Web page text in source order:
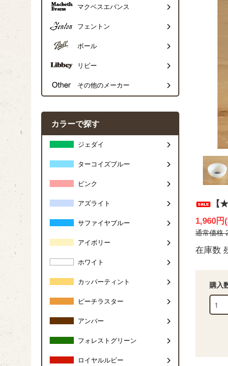
【
1,960円
通常価格
在庫数
購入
マクベスエバンス
フェントン
ボール
リビー
その他のメーカー
カラーで探す
ジェダイ
ターコイズブルー
ピンク
アズライト
サファイヤブルー
アイボリー
ホワイト
カッパーティント
ピーチラスター
アンバー
フォレストグリーン
ロイヤルルビー